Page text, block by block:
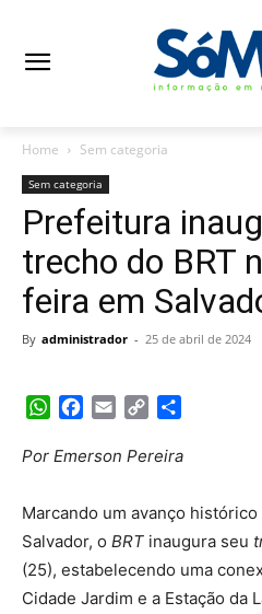
Home Sem categoria
Sem categoria
Prefeitura
trecho do BRT
feira em
By administrador - 25 de abril de 2024
WhatsApp
Facebook
Email Copy
Por Emerson Pereira
Marcando um avanço
Salvador, o BRT inaugura seu
(25), estabelecendo uma
Cidade Jardim e a Estação da